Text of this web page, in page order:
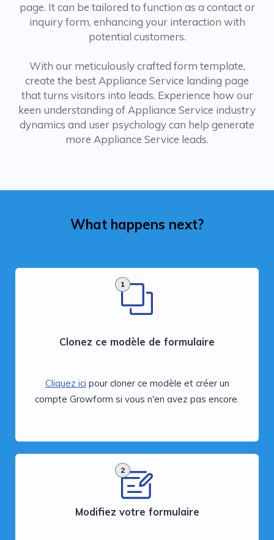
page. It can be tailored to function as a contact or
inquiry form, enhancing your interaction with
potential customers.
With our meticulously crafted form template,
create the best Appliance Service landing page
that turns visitors into leads. Experience how our
keen understanding of Appliance Service industry
dynamics and user psychology can help generate
more Appliance Service leads.
What happens next?
1
Clonez ce modèle de formulaire
Cliquez ici pour cloner ce modèle et créer un
compte Growform si vous n'en avez pas encore.
2
Modifiez votre formulaire